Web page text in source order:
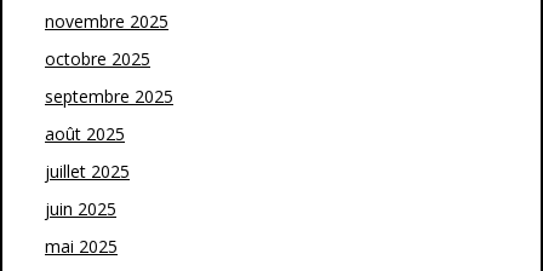
novembre 2025
octobre 2025
septembre 2025
août 2025
juillet 2025
juin 2025
mai 2025